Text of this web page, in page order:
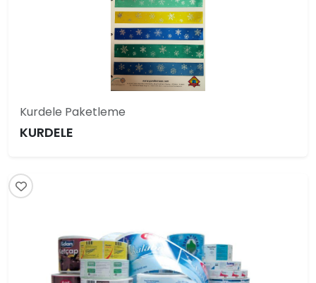
Kurdele Paketleme
KURDELE